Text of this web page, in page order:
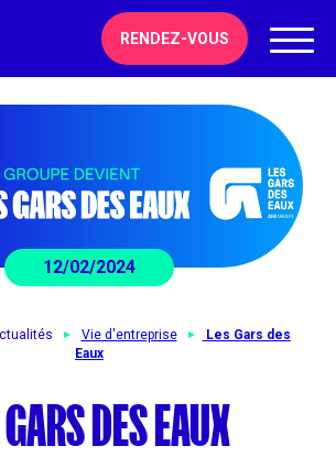
RENDEZ-VOUS
12/02/2024
Vie d'entreprise
Les Gars des
Eaux
DES EAUX